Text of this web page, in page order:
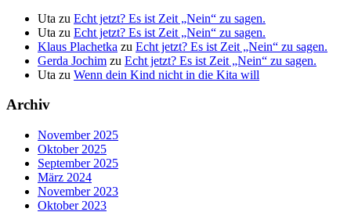
Uta zu Echt jetzt? Es ist Zeit „Nein“ zu sagen.
Uta zu Echt jetzt? Es ist Zeit „Nein“ zu sagen.
Klaus Plachetka zu Echt jetzt? Es ist Zeit „Nein“ zu sagen.
Gerda Jochim zu Echt jetzt? Es ist Zeit „Nein“ zu sagen.
Uta zu Wenn dein Kind nicht in die Kita will
Archiv
November 2025
Oktober 2025
September 2025
März 2024
November 2023
Oktober 2023